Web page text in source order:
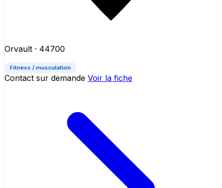
Orvault · 44700
Fitness / musculation
Contact sur demande Voir la fiche